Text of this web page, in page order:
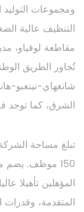
ومجموعات التوليد
التنظيف عالية
مقاطعة لوقياو،
شانغهاي-نينغبو-
الشرق، كما توجد
150 موظف.
المؤهلين تأهيلا
المتقدمة، وقدرات